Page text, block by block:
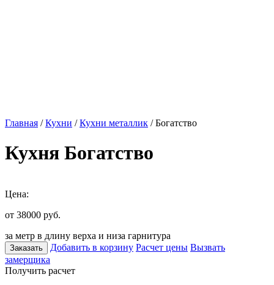
Главная /Кухни /Кухни металлик / Богатство
Кухня Богатство
Цена:
от 38000 руб.
за метр в длину верха и низа гарнитура
Заказать Добавить в корзину Расчет цены Вызвать
замерщика
Получить расчет